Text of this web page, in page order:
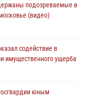
подозреваемые в
(видео)
содействие в
имущественного ущерба
юным